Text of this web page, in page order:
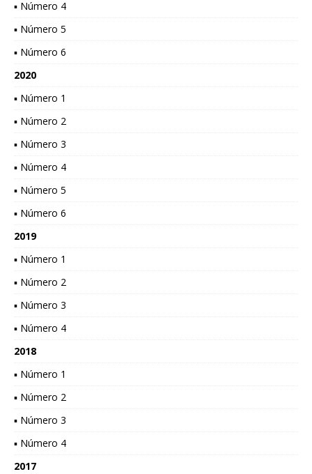
▪ Número 4
▪ Número 5
▪ Número 6
2020
▪ Número 1
▪ Número 2
▪ Número 3
▪ Número 4
▪ Número 5
▪ Número 6
2019
▪ Número 1
▪ Número 2
▪ Número 3
▪ Número 4
2018
▪ Número 1
▪ Número 2
▪ Número 3
▪ Número 4
2017